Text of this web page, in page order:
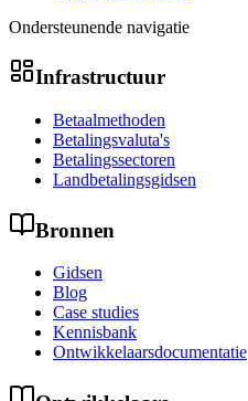
Ondersteunende navigatie
Infrastructuur
Betaalmethoden
Betalingsvaluta's
Betalingssectoren
Landbetalingsgidsen
Bronnen
Gidsen
Blog
Case studies
Kennisbank
Ontwikkelaarsdocumentatie